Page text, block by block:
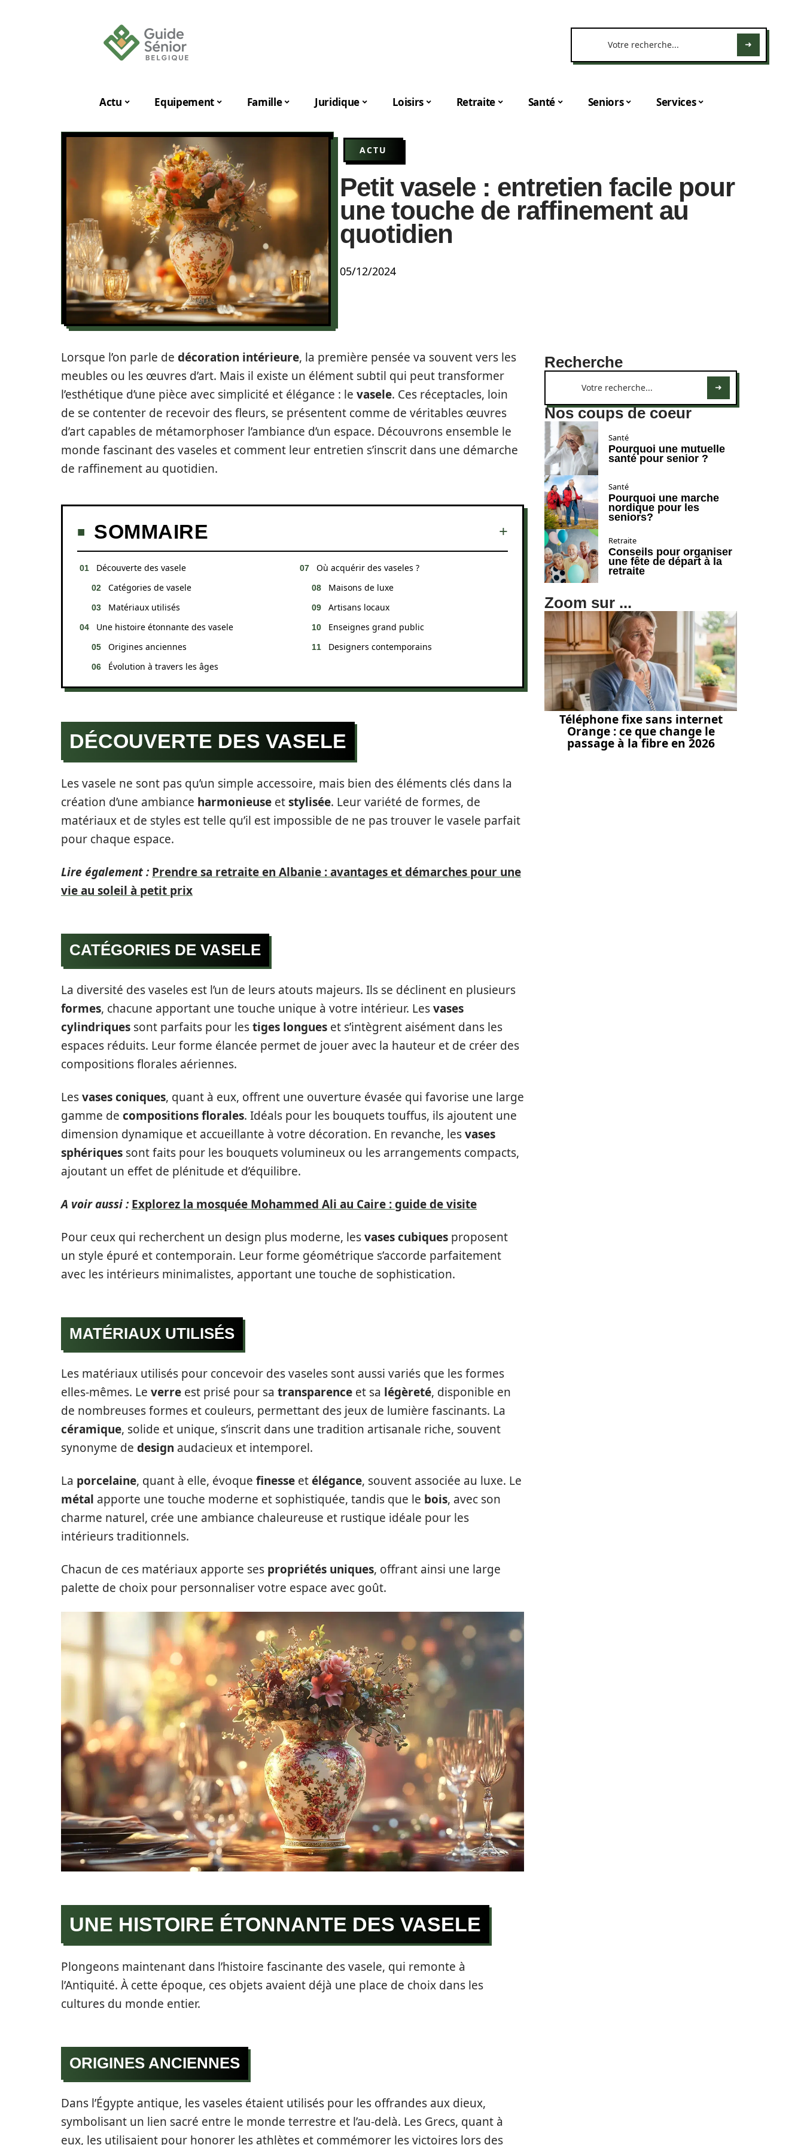
Actu Equipement Famille Juridique Loisirs Retraite Santé Seniors Services
ACTU
Petit vasele : entretien facile pour
une touche de raffinement au
quotidien
05/12/2024
Lorsque l’on parle de décoration intérieure, la première pensée va souvent vers les
meubles ou les œuvres d’art. Mais il existe un élément subtil qui peut transformer
l’esthétique d’une pièce avec simplicité et élégance : le vasele. Ces réceptacles, loin
de se contenter de recevoir des fleurs, se présentent comme de véritables œuvres
d’art capables de métamorphoser l’ambiance d’un espace. Découvrons ensemble le
monde fascinant des vaseles et comment leur entretien s’inscrit dans une démarche
de raffinement au quotidien.
SOMMAIRE
Découverte des vasele
Catégories de vasele
Matériaux utilisés
Une histoire étonnante des vasele
Origines anciennes
Évolution à travers les âges
Où acquérir des vaseles ?
Maisons de luxe
Artisans locaux
Enseignes grand public
Designers contemporains
DÉCOUVERTE DES VASELE
Les vasele ne sont pas qu’un simple accessoire, mais bien des éléments clés dans la
création d’une ambiance harmonieuse etstylisée. Leur variété de formes, de
matériaux et de styles est telle qu’il est impossible de ne pas trouver le vasele parfait
pour chaque espace.
Lire également : Prendre sa retraite en Albanie : avantages et démarches pour une
vie au soleil à petit prix
CATÉGORIES DE VASELE
La diversité des vaseles est l’un de leurs atouts majeurs. Ils se déclinent en plusieurs
formes, chacune apportant une touche unique à votre intérieur. Lesvases
cylindriques sont parfaits pour lestiges longues et s’intègrent aisément dans les
espaces réduits. Leur forme élancée permet de jouer avec la hauteur et de créer des
compositions florales aériennes.
Lesvases coniques, quant à eux, offrent une ouverture évasée qui favorise une large
gamme de compositions florales. Idéals pour les bouquets touffus, ils ajoutent une
dimension dynamique et accueillante à votre décoration. En revanche, lesvases
sphériques sont faits pour les bouquets volumineux ou les arrangements compacts,
ajoutant un effet de plénitude et d’équilibre.
A voir aussi : Explorez la mosquée Mohammed Ali au Caire : guide de visite
Pour ceux qui recherchent un design plus moderne, lesvases cubiques proposent
un style épuré et contemporain. Leur forme géométrique s’accorde parfaitement
avec les intérieurs minimalistes, apportant une touche de sophistication.
MATÉRIAUX UTILISÉS
Les matériaux utilisés pour concevoir des vaseles sont aussi variés que les formes
elles-mêmes. Le verre est prisé pour sa transparence et sa légèreté, disponible en
de nombreuses formes et couleurs, permettant des jeux de lumière fascinants. La
céramique, solide et unique, s’inscrit dans une tradition artisanale riche, souvent
synonyme de design audacieux et intemporel.
La porcelaine, quant à elle, évoque finesse etélégance, souvent associée au luxe. Le
métal apporte une touche moderne et sophistiquée, tandis que le bois, avec son
charme naturel, crée une ambiance chaleureuse et rustique idéale pour les
intérieurs traditionnels.
Chacun de ces matériaux apporte ses propriétés uniques, offrant ainsi une large
palette de choix pour personnaliser votre espace avec goût.
UNE HISTOIRE ÉTONNANTE DES VASELE
Plongeons maintenant dans l’histoire fascinante des vasele, qui remonte à
l’Antiquité. À cette époque, ces objets avaient déjà une place de choix dans les
cultures du monde entier.
ORIGINES ANCIENNES
Dans l’Égypte antique, les vaseles étaient utilisés pour les offrandes aux dieux,
symbolisant un lien sacré entre le monde terrestre et l’au-delà. Les Grecs, quant à
eux, les utilisaient pour honorer les athlètes et commémorer les victoires lors des
Recherche
Nos coups de coeur
Santé
Pourquoi une mutuelle
santé pour senior ?
Santé
Pourquoi une marche
nordique pour les
seniors?
Retraite
Conseils pour organiser
une fête de départ à la
retraite
Zoom sur ...
Téléphone fixe sans internet
Orange : ce que change le
passage à la fibre en 2026